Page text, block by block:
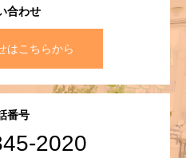
合わせ
はこちらから
番号
2020